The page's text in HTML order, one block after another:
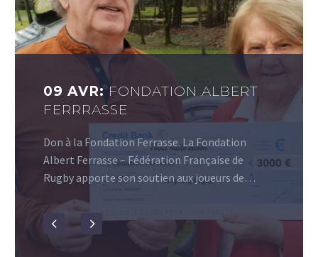
09 AVR: FONDATION ALBERT
FERRRASSE
Don à la Fondation Ferrasse. La Fondation
Albert Ferrasse – Fédération Française de
Rugby apporte son soutien aux joueurs de…